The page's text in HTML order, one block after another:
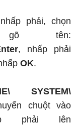
phải, chọn
tên:
, nhấp phải
OK.
SYSTEM\
chuột vào
phải lên